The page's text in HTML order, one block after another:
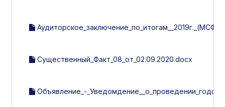
Существенный_Факт_08_от_02.09.2020.docx
Объявление_-